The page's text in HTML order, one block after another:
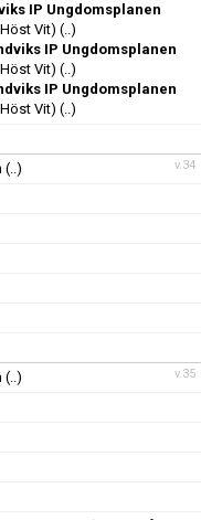
IP Ungdomsplanen
Vit) (..)
IP Ungdomsplanen
Vit) (..)
IP Ungdomsplanen
Vit) (..)
v.34
(..)
v.35
(..)